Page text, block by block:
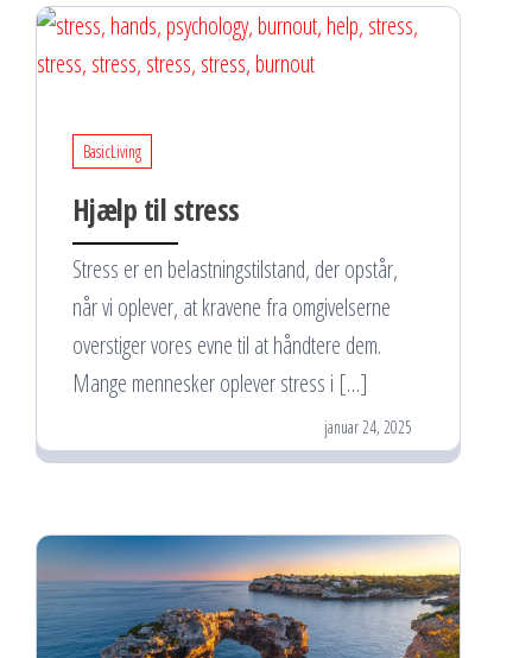
BasicLiving
Hjælp til stress
Stress er en belastningstilstand, der opstår,
når vi oplever, at kravene fra omgivelserne
overstiger vores evne til at håndtere dem.
Mange mennesker oplever stress i […]
januar 24, 2025